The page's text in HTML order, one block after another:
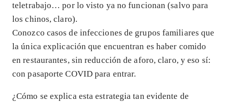
teletrabajo… por lo visto ya no funcionan (salvo para
los chinos, claro).
Conozco casos de infecciones de grupos familiares que
la única explicación que encuentran es haber comido
en restaurantes, sin reducción de aforo, claro, y eso sí:
con pasaporte COVID para entrar.
¿Cómo se explica esta estrategia tan evidente de